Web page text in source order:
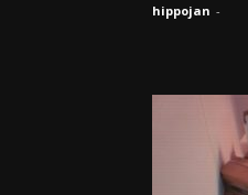
hippojan -